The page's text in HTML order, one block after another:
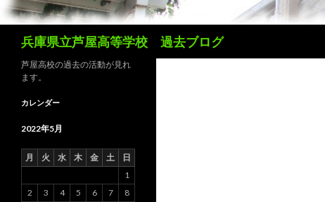
兵庫県立芦屋高等学校 過去ブログ
芦屋高校の過去の活動が見れ
ます。
カレンダー
2022年5月
月 火 水 木 金 土
日
1
2
3 4 5 6 7
8